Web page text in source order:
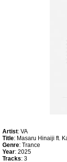
Artist: VA
Title: Masaru Hinaiji ft.
Genre: Trance
Year: 2025
Tracks: 3